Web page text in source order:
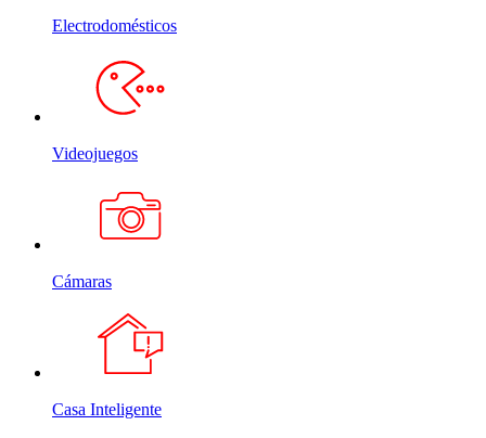
Electrodomésticos
Videojuegos
Cámaras
Casa Inteligente